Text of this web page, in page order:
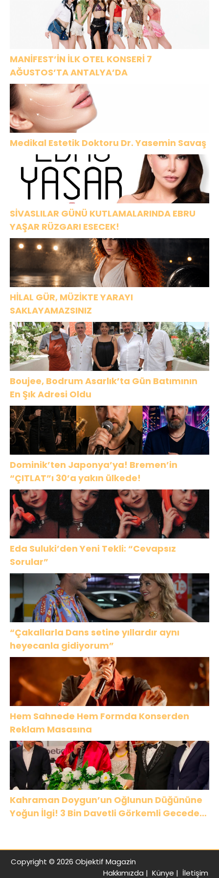
SEK8Z,yakında
izliyici ile
buluşuyor.
MANİFEST’İN İLK OTEL KONSERİ 7
AĞUSTOS’TA ANTALYA’DA
Medikal Estetik Doktoru Dr. Yasemin Savaş
SİVASLILAR GÜNÜ KUTLAMALARINDA EBRU
YAŞAR RÜZGARI ESECEK!
HİLAL GÜR, MÜZİKTE YARAYI
SAKLAYAMAZSINIZ
Boujee, Bodrum Asarlık’ta Gün Batımının
En Şık Adresi Oldu
Dominik’ten Japonya’ya! Bremen’in
“ÇITLAT”ı 30’a yakın ülkede!
Eda Suluki’den Yeni Tekli: “Cevapsız
Sorular”
“Çakallarla Dans setine yıllardır aynı
heyecanla gidiyorum”
Hem Sahnede Hem Formda Konserden
Reklam Masasına
Kahraman Doygun’un Oğlunun Düğününe
Yoğun İlgi! 3 Bin Davetli Görkemli Gecede
Copyright © 2026 Objektif Magazin
Hakkımızda | Künye | İletişim